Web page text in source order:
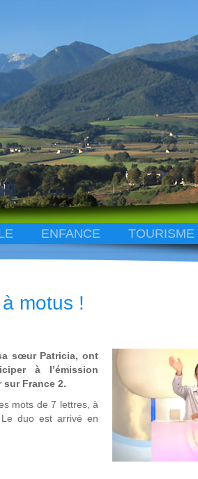
ENFANCE TOURISME
motus !
sœur Patricia, ont
à l’émission
sur France 2.
mots de 7 lettres, à
duo est arrivé en